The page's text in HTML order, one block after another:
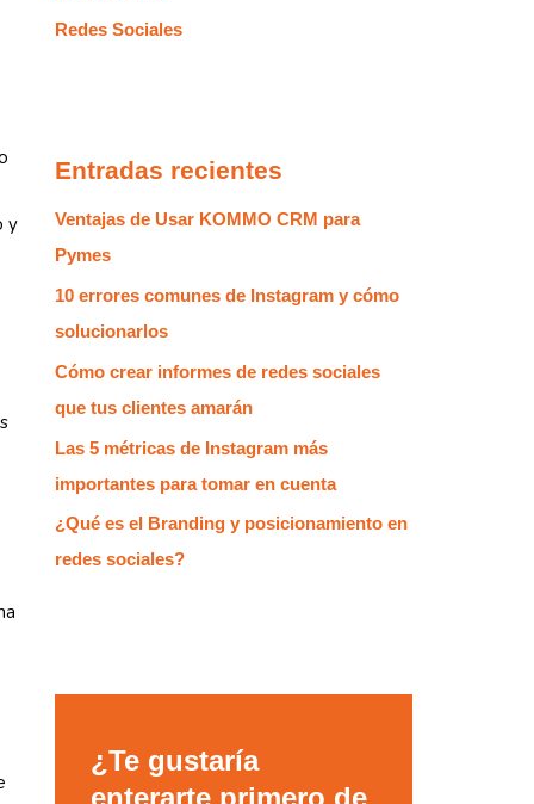
y
r
:
Redes Sociales
Entradas recientes
Ventajas de Usar KOMMO CRM para
Pymes
10 errores comunes de Instagram y cómo
solucionarlos
Cómo crear informes de redes sociales
que tus clientes amarán
Las 5 métricas de Instagram más
importantes para tomar en cuenta
¿Qué es el Branding y posicionamiento en
redes sociales?
¿Te gustaría
enterarte primero de